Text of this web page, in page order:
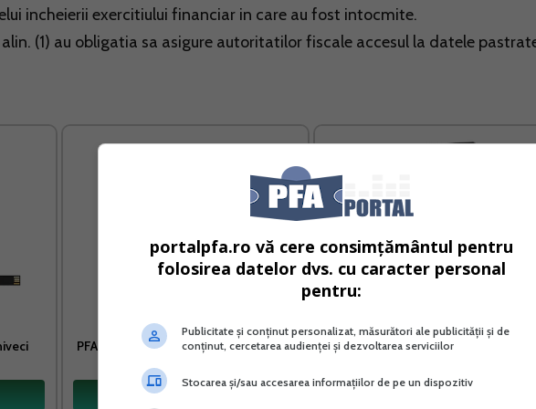
incheierii exercitiului financiar in care au fost intocmite.
(1) au obligatia sa asigure autoritatilor fiscale accesul la datele
PFA SRL sau salariat Ce alegi si cu cati
Vreau acest produs →
RIDE-SHARING implicatii fiscale si
portalpfa.ro vă cere consimțământul pentru
folosirea datelor dvs. cu caracter personal
pentru:
Publicitate și conținut personalizat, măsurători ale publicității și de
conținut, cercetarea audienței și dezvoltarea serviciilor
Stocarea și/sau accesarea informațiilor de pe un dispozitiv